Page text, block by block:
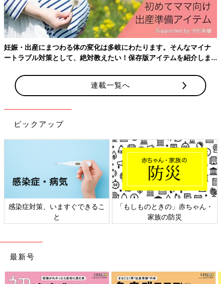
ふくふく＊白血病ママさん(@fukufuku_diary)がシェアした投稿 -
白血病と宣告された時のふくふくさんの気持ちがリアルに描かれ
たエピソード。①から③までありますが、こちらの①は「もうす
ピソードです。当たり前に感じている“明日”がどれほど大切なの
か、考えさせられるお話です。
頑張らない育児
妊娠・出産にまつわる体の変化は多岐にわたります。そんなマイナ
ートラブル対策として、絶対教えたい！保存版アイテムを紹介しま
連載一覧へ
ピックアップ
感染症対策、いますぐできるこ
と
「もしものときの」赤ちゃん・
家族の防災
最新号